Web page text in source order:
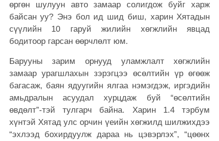
өргөн шулуун авто замаар солигдож буйг харж
байсан уу? Энэ бол ид шид биш, харин Хятадын
сүүлийн 10 гаруй жилийн хөгжлийн явцад
бодитоор гарсан өөрчлөлт юм.
Барууны зарим орнууд уламжлалт хөгжлийн
замаар урагшлахын зэрэгцээ өсөлтийн үр өгөөж
багасаж, баян ядуугийн ялгаа нэмэгдэж, иргэдийн
амьдралын асуудал хурцдаж буй “өсөлтийн
өвдөлт”-тэй тулгарч байна. Харин 1.4 тэрбум
хүнтэй Хятад улс орчин үеийн хөгжилд шилжихдээ
“эхлээд бохирдуулж дараа нь цэвэрлэх”, “цөөнх